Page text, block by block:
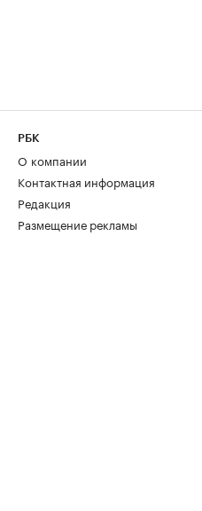
РБК
О компании
Контактная информация
Редакция
Размещение рекламы